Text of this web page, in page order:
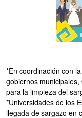
*En coordinación con
gobiernos
para la limpieza del
*Universidades de los
llegada de sargazo en